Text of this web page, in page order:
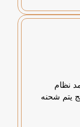
نظام
يتم شحنه